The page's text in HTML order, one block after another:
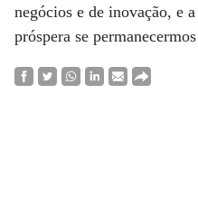
negócios e de inovação, e
próspera se